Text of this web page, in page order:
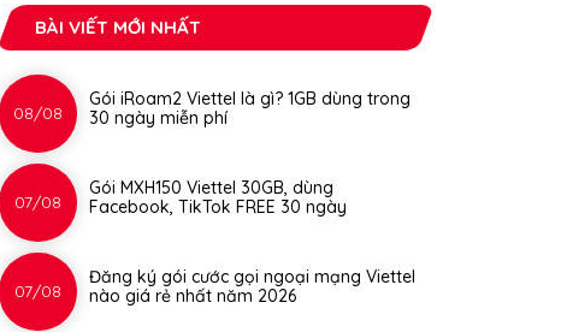
BÀI VIẾT MỚI NHẤT
08/08
Gói iRoam2 Viettel là gì? 1GB dùng trong
30 ngày miễn phí
07/08
Gói MXH150 Viettel 30GB, dùng
Facebook, TikTok FREE 30 ngày
07/08
Đăng ký gói cước gọi ngoại mạng Viettel
nào giá rẻ nhất năm 2026